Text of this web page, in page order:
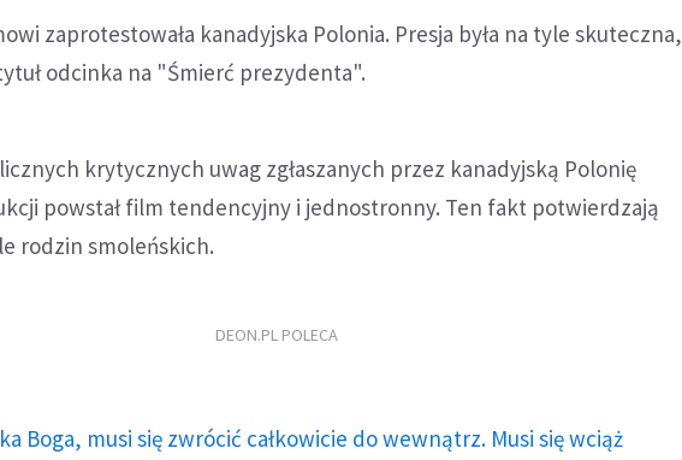
zaprotestowała kanadyjska Polonia. Presja była na tyle skuteczna,
odcinka na "Śmierć prezydenta".
krytycznych uwag zgłaszanych przez kanadyjską Polonię
powstał film tendencyjny i jednostronny. Ten fakt potwierdzają
rodzin smoleńskich.
DEON.PL POLECA
Boga, musi się zwrócić całkowicie do wewnątrz. Musi się wciąż